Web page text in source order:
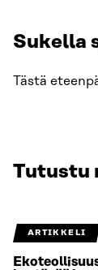
Sukella
Tästä
Tutustu
ARTIKKELI